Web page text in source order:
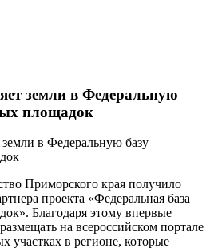
земли в Федеральную
площадок
Приморского края получило
проекта «Федеральная база
Благодаря этому впервые
на всероссийском портале
участках в регионе, которые